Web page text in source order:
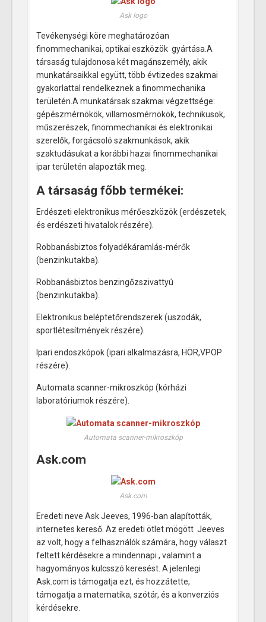
Ask logo
Tevékenységi köre meghatározóan
finommechanikai, optikai eszközök gyártása.A
társaság tulajdonosa két magánszemély, akik
munkatársaikkal együtt, több évtizedes szakmai
gyakorlattal rendelkeznek a finommechanika
területén.A munkatársak szakmai végzettsége:
gépészmérnökök, villamosmérnökök, technikusok,
műszerészek, finommechanikai és elektronikai
szerelők, forgácsoló szakmunkások, akik
szaktudásukat a korábbi hazai finommechanikai
ipar területén alapozták meg.
A társaság főbb termékei:
Erdészeti elektronikus mérőeszközök (erdészetek,
és erdészeti hivatalok részére).
Robbanásbiztos folyadékáramlás-mérők
(benzinkutakba).
Robbanásbiztos benzingőzszivattyú
(benzinkutakba).
Elektronikus beléptetőrendszerek (uszodák,
sportlétesítmények részére).
Ipari endoszkópok (ipari alkalmazásra, HÖR,VPOP
részére).
Automata scanner-mikroszkóp (kórházi
laboratóriumok részére).
Automata scanner-mikroszkóp
Ask.com
Ask.com
Eredeti neve Ask Jeeves, 1996-ban alapították,
internetes kereső. Az eredeti ötlet mögött Jeeves
az volt, hogy a felhasználók számára, hogy választ
feltett kérdésekre a mindennapi , valamint a
hagyományos kulcsszó keresést. A jelenlegi
Ask.com is támogatja ezt, és hozzátette,
támogatja a matematika, szótár, és a konverziós
kérdésekre.